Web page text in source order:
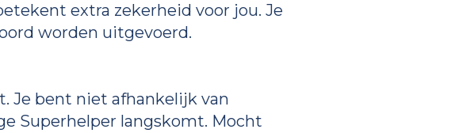
extra zekerheid voor jou. Je
worden uitgevoerd.
Je bent niet afhankelijk van
Superhelper langskomt. Mocht